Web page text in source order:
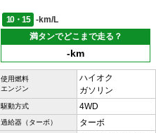
10・15
-km/L
満タンでどこまで走る？
-km
使用燃料
エンジン
ハイオク
ガソリン
駆動方式 4WD
過給器（ターボ） ターボ